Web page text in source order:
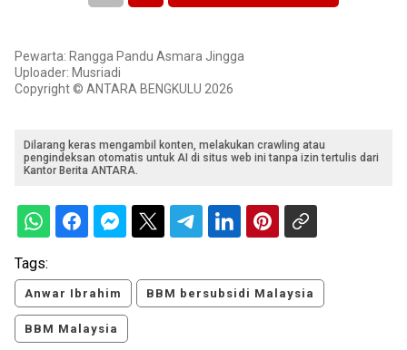
Pewarta: Rangga Pandu Asmara Jingga
Uploader: Musriadi
Copyright © ANTARA BENGKULU 2026
Dilarang keras mengambil konten, melakukan crawling atau
pengindeksan otomatis untuk AI di situs web ini tanpa izin tertulis dari
Kantor Berita ANTARA.
Tags:
Anwar Ibrahim BBM bersubsidi Malaysia
BBM Malaysia